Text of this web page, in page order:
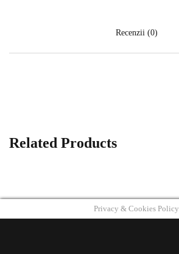
Recenzii (0)
Related Products
Privacy & Cookies Policy